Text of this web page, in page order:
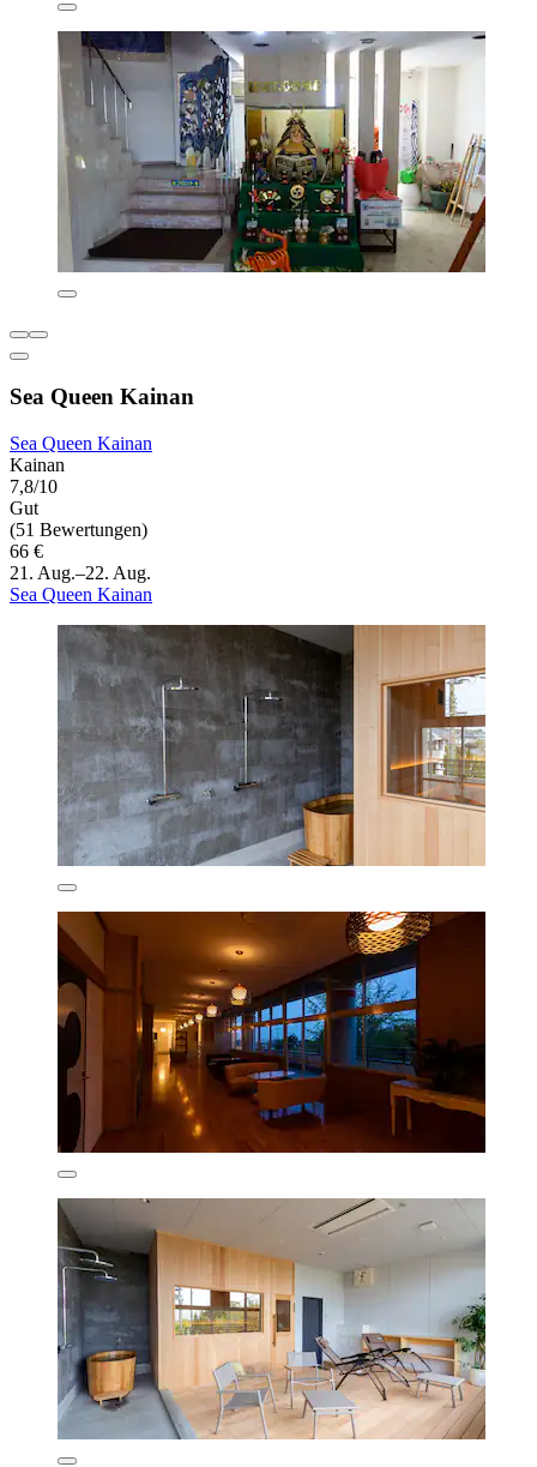
Sea Queen Kainan
Sea Queen Kainan
Kainan
7,8/10
Gut
(51 Bewertungen)
66 €
21. Aug.–22. Aug.
Sea Queen Kainan